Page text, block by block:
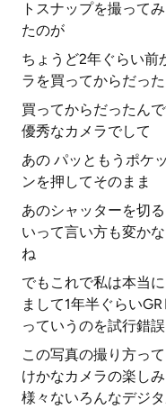
トスナップを撮って
たのが
ちょうど2年ぐらい前
ラを買ってからだっ
買ってからだったん
優秀なカメラでして
あの パッともうポケ
ンを押してそのまま
あのシャッターを切
いって言い方も変か
ね
でもこれで私は本当
まして1年半ぐらい
っていうのを試行錯
この写真の撮り方っ
けかなカメラの楽し
様々ないろんなデジ